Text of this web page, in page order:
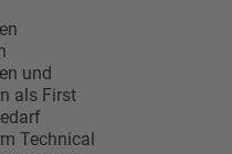
und
als First
Technical